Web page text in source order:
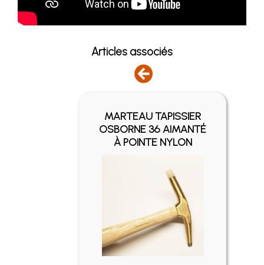
Articles associés
MARTEAU TAPISSIER
OSBORNE 36 AIMANTÉ
À POINTE NYLON